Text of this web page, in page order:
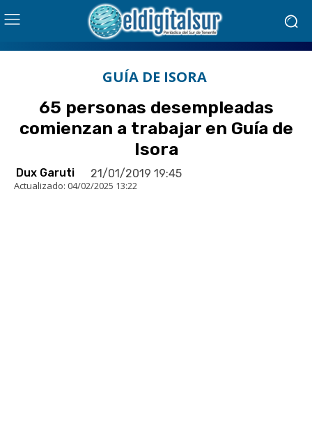
GUÍA DE ISORA
65 personas desempleadas
comienzan a trabajar en Guía de
Isora
Dux Garuti 21/01/2019 19:45
Actualizado: 04/02/2025 13:22